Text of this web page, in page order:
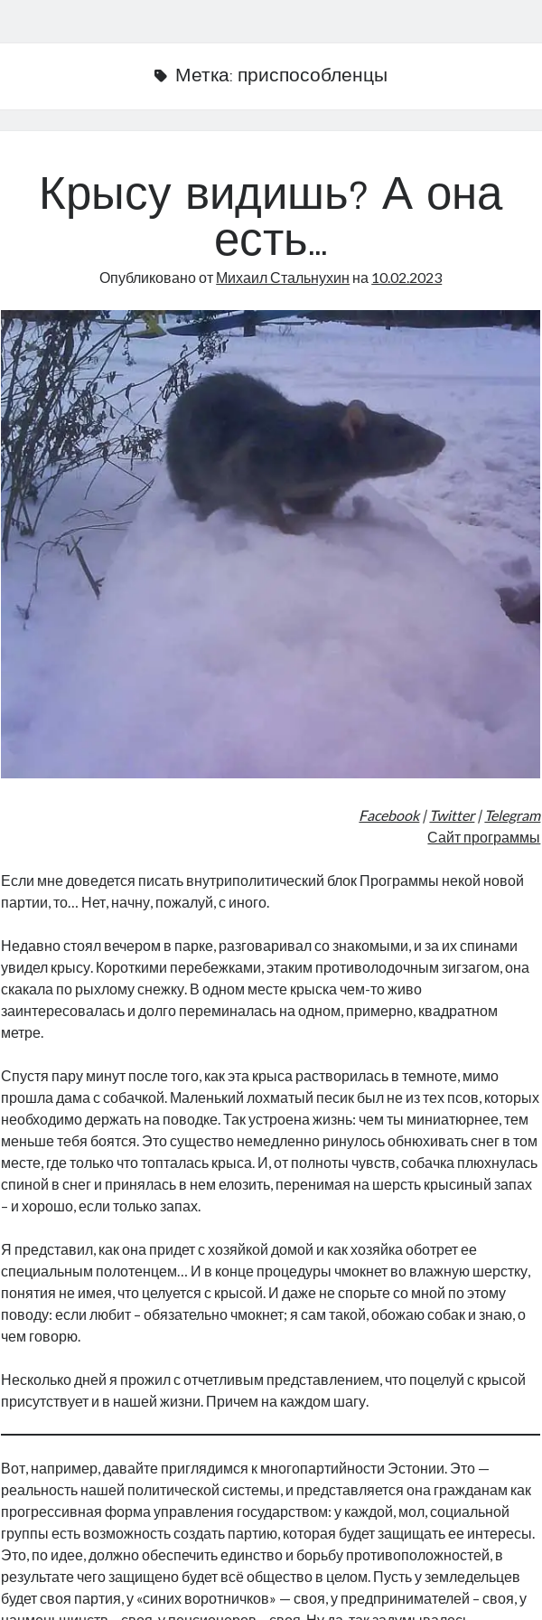
Метка: приспособленцы
Крысу видишь? А она
есть…
Опубликовано от Михаил Стальнухин на 10.02.2023
Facebook| Twitter| Telegram
Сайт программы
Если мне доведется писать внутриполитический блок Программы некой новой
партии, то… Нет, начну, пожалуй, с иного.
Недавно стоял вечером в парке, разговаривал со знакомыми, и за их спинами
увидел крысу. Короткими перебежками, этаким противолодочным зигзагом, она
скакала по рыхлому снежку. В одном месте крыска чем-то живо
заинтересовалась и долго переминалась на одном, примерно, квадратном
метре.
Спустя пару минут после того, как эта крыса растворилась в темноте, мимо
прошла дама с собачкой. Маленький лохматый песик был не из тех псов, которых
необходимо держать на поводке. Так устроена жизнь: чем ты миниатюрнее, тем
меньше тебя боятся. Это существо немедленно ринулось обнюхивать снег в том
месте, где только что топталась крыса. И, от полноты чувств, собачка плюхнулась
спиной в снег и принялась в нем елозить, перенимая на шерсть крысиный запах
– и хорошо, если только запах.
Я представил, как она придет с хозяйкой домой и как хозяйка оботрет ее
специальным полотенцем… И в конце процедуры чмокнет во влажную шерстку,
понятия не имея, что целуется с крысой. И даже не спорьте со мной по этому
поводу: если любит – обязательно чмокнет; я сам такой, обожаю собак и знаю, о
чем говорю.
Несколько дней я прожил с отчетливым представлением, что поцелуй с крысой
присутствует и в нашей жизни. Причем на каждом шагу.
Вот, например, давайте приглядимся к многопартийности Эстонии. Это —
реальность нашей политической системы, и представляется она гражданам как
прогрессивная форма управления государством: у каждой, мол, социальной
группы есть возможность создать партию, которая будет защищать ее интересы.
Это, по идее, должно обеспечить единство и борьбу противоположностей, в
результате чего защищено будет всё общество в целом. Пусть у земледельцев
будет своя партия, у «синих воротничков» — своя, у предпринимателей – своя, у